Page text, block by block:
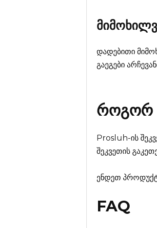
დადებითი
გაეგები
როგორ
Prosluh-ის
შეკვეთის
ენდეთ
FAQ